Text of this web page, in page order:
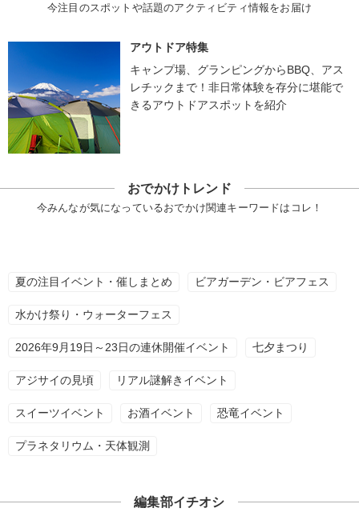
今注目のスポットや話題のアクティビティ情報をお届け
アウトドア特集
キャンプ場、グランピングからBBQ、アス
レチックまで！非日常体験を存分に堪能で
きるアウトドアスポットを紹介
おでかけトレンド
今みんなが気になっているおでかけ関連キーワードはコレ！
夏の注目イベント・催しまとめ ビアガーデン・ビアフェス
水かけ祭り・ウォーターフェス
2026年9月19日～23日の連休開催イベント 七夕まつり
アジサイの見頃 リアル謎解きイベント
スイーツイベント お酒イベント 恐竜イベント
プラネタリウム・天体観測
編集部イチオシ